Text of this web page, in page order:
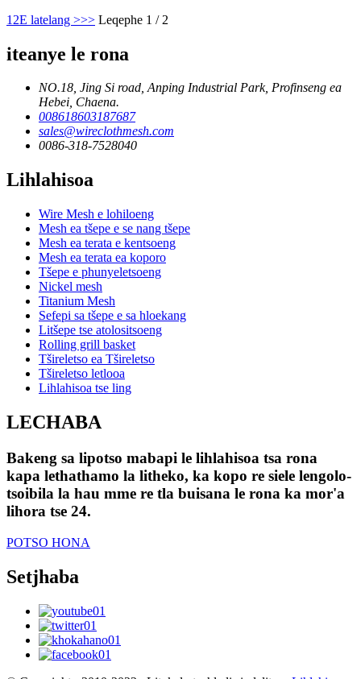
1 2E latelang >>> Leqephe 1 / 2
iteanye le rona
NO.18, Jing Si road, Anping Industrial Park, Profinseng ea
Hebei, Chaena.
008618603187687
sales@wireclothmesh.com
0086-318-7528040
Lihlahisoa
Wire Mesh e lohiloeng
Mesh ea tšepe e se nang tšepe
Mesh ea terata e kentsoeng
Mesh ea terata ea koporo
Tšepe e phunyeletsoeng
Nickel mesh
Titanium Mesh
Sefepi sa tšepe e sa hloekang
Litšepe tse atolositsoeng
Rolling grill basket
Tšireletso ea Tšireletso
Tšireletso letlooa
Lihlahisoa tse ling
LECHABA
Bakeng sa lipotso mabapi le lihlahisoa tsa rona
kapa lethathamo la litheko, ka kopo re siele lengolo-
tsoibila la hau mme re tla buisana le rona ka mor'a
lihora tse 24.
POTSO HONA
Setjhaba